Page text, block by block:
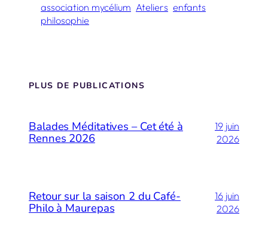
association mycélium Ateliers enfants
philosophie
PLUS DE PUBLICATIONS
Balades Méditatives – Cet été à
Rennes 2026
19 juin
2026
Retour sur la saison 2 du Café-
Philo à Maurepas
16 juin
2026